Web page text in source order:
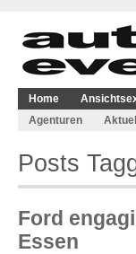
Home
Agenturen
Aktuell
Posts
Ford
Essen